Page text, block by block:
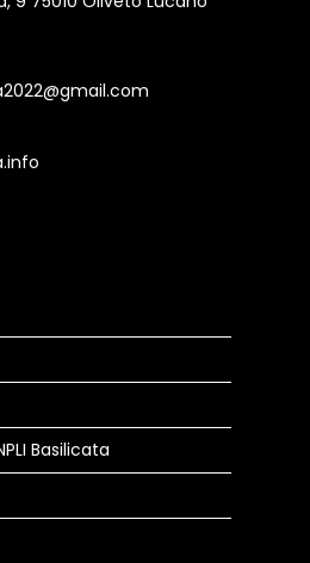
Opens
Opens
Basilicata